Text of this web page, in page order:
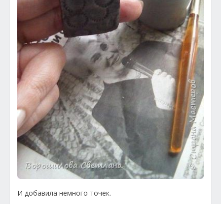
И добавила немного точек.